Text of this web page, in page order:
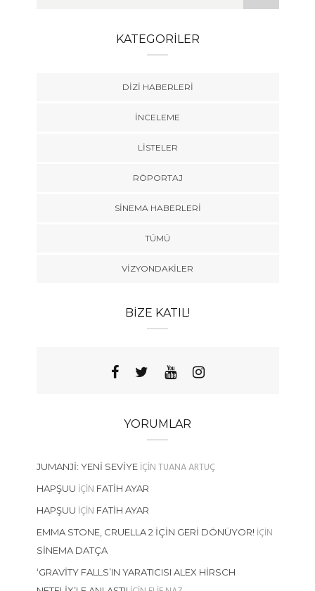
KATEGORILER
DIZI HABERLERI
İNCELEME
LISTELER
RÖPORTAJ
SINEMA HABERLERI
TÜMÜ
VIZYONDAKILER
BIZE KATIL!
YORUMLAR
JUMANJI: YENI SEVIYEIÇINTUANA ARTUÇ
HAPŞUU IÇIN FATIH AYAR
HAPŞUU IÇIN FATIH AYAR
EMMA STONE, CRUELLA 2 İÇIN GERI DÖNÜYOR!IÇIN
SINEMA DATÇA
‘GRAVITY FALLS’IN YARATICISI ALEX HIRSCH